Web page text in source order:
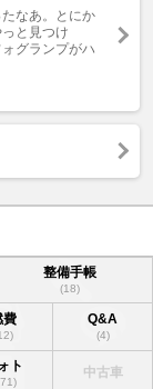
なあ。とにか
と見つけ
グランプがハ
整備手帳
(18)
費 Q&A
(4)
ト 中古車